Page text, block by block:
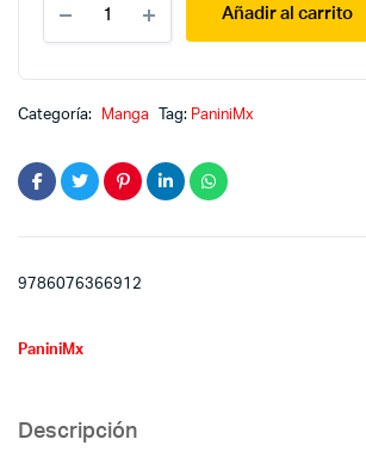
diary
4.
una
quantity
Añadir al carrito
Categoría: Manga Tag: PaniniMx
9786076366912
PaniniMx
Descripción